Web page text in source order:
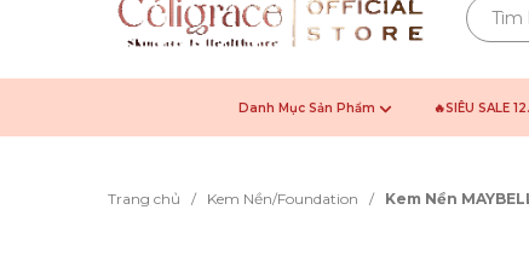
Danh Mục Sản Phẩm 🔥SIÊU SALE
Trang chủ / Kem Nền/Foundation / Kem Nền